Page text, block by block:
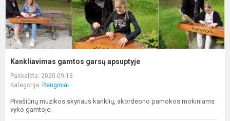
Kankliavimas gamtos garsų apsuptyje
Paskelbta: 2020-09-13
Kategorija: Renginiai
Pivašiūnų muzikos skyriaus kanklių, akordeono pamokos mokiniams
vyko gamtoje.